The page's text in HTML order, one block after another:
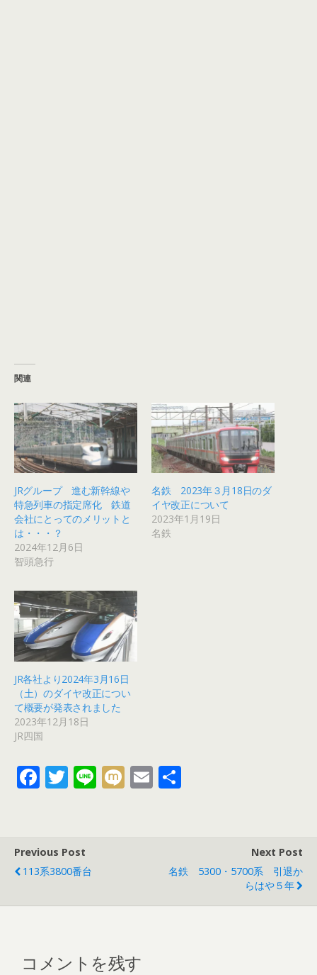
関連
JRグループ 進む新幹線や
特急列車の指定席化 鉄道
会社にとってのメリットと
は・・・？
2024年12月6日
智頭急行
名鉄 2023年３月18日のダ
イヤ改正について
2023年1月19日
名鉄
JR各社より2024年3月16日
（土）のダイヤ改正につい
て概要が発表されました
2023年12月18日
JR四国
F
b
o
k
T
er
Li M E
Previous Post
113系3800番台
Next Post
名鉄 5300・5700系 引退か
らはや５年
コメントを残す